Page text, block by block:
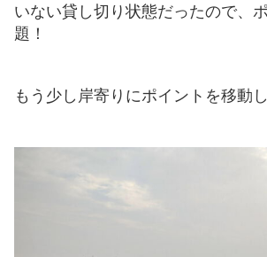
いない貸し切り状態だったので、
題！
もう少し岸寄りにポイントを移動し